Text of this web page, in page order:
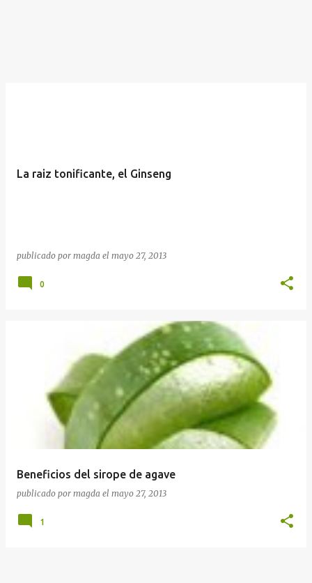
La raiz tonificante, el Ginseng
publicado por magda el mayo 27, 2013
0
Beneficios del sirope de agave
publicado por magda el mayo 27, 2013
1